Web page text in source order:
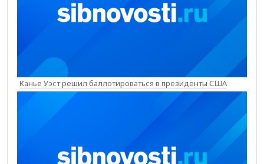
Канье Уэст решил баллотироваться в президенты США